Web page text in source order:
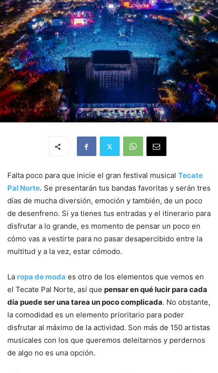
Falta poco para que inicie el gran festival musical Tecate
Pal Norte. Se presentarán tus bandas favoritas y serán tres
días de mucha diversión, emoción y también, de un poco
de desenfreno. Si ya tienes tus entradas y el itinerario para
disfrutar a lo grande, es momento de pensar un poco en
cómo vas a vestirte para no pasar desapercibido entre la
multitud y a la vez, estar cómodo.
La ropa de moda es otro de los elementos que vemos en
el Tecate Pal Norte, así que pensar en qué lucir para cada
día puede ser una tarea un poco complicada. No obstante,
la comodidad es un elemento prioritario para poder
disfrutar al máximo de la actividad. Son más de 150 artistas
musicales con los que queremos deleitarnos y perdernos
de algo no es una opción.